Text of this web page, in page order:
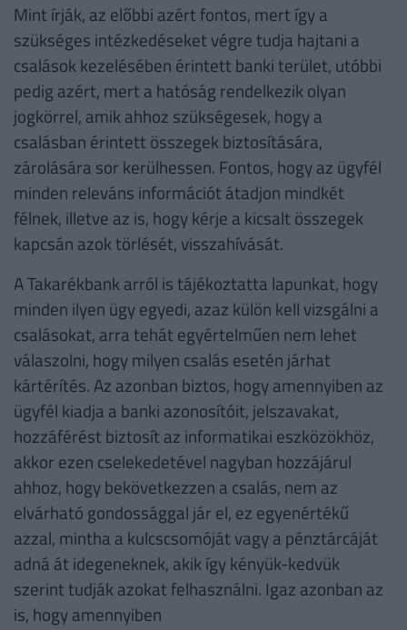
Mint írják, az előbbi azért fontos, mert így a
szükséges intézkedéseket végre tudja hajtani a
csalások kezelésében érintett banki terület, utóbbi
pedig azért, mert a hatóság rendelkezik olyan
jogkörrel, amik ahhoz szükségesek, hogy a
csalásban érintett összegek biztosítására,
zárolására sor kerülhessen. Fontos, hogy az ügyfél
minden releváns információt átadjon mindkét
félnek, illetve az is, hogy kérje a kicsalt összegek
kapcsán azok törlését, visszahívását.
A Takarékbank arról is tájékoztatta lapunkat, hogy
minden ilyen ügy egyedi, azaz külön kell vizsgálni a
csalásokat, arra tehát egyértelműen nem lehet
válaszolni, hogy milyen csalás esetén járhat
kártérítés. Az azonban biztos, hogy amennyiben az
ügyfél kiadja a banki azonosítóit, jelszavakat,
hozzáférést biztosít az informatikai eszközökhöz,
akkor ezen cselekedetével nagyban hozzájárul
ahhoz, hogy bekövetkezzen a csalás, nem az
elvárható gondossággal jár el, ez egyenértékű
azzal, mintha a kulcscsomóját vagy a pénztárcáját
adná át idegeneknek, akik így kényük-kedvük
szerint tudják azokat felhasználni. Igaz azonban az
is, hogy amennyiben